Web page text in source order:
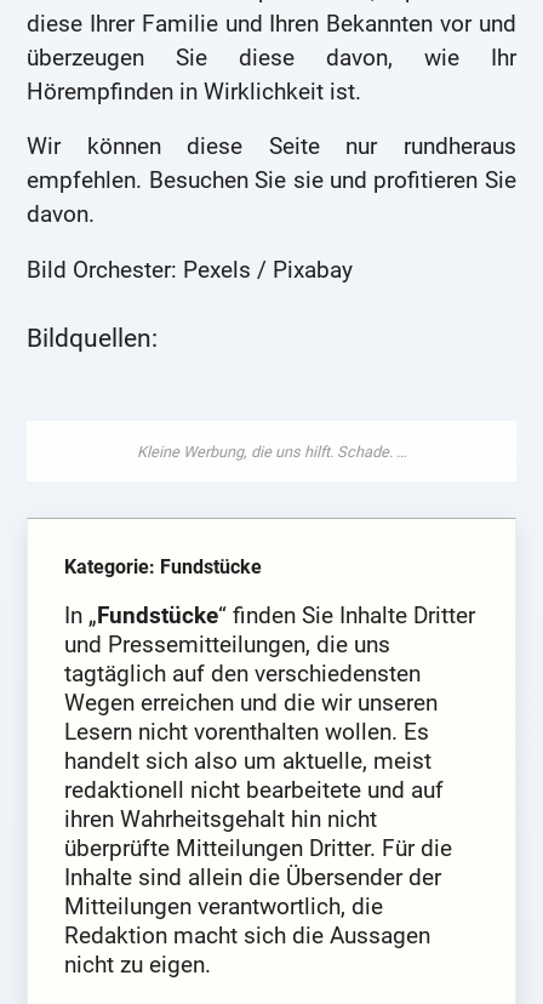
diese Ihrer Familie und Ihren Bekannten vor und
überzeugen Sie diese davon, wie Ihr
Hörempfinden in Wirklichkeit ist.
Wir können diese Seite nur rundheraus
empfehlen. Besuchen Sie sie und profitieren Sie
davon.
Bild Orchester: Pexels / Pixabay
Bildquellen:
Kategorie: Fundstücke
In „Fundstücke“ finden Sie Inhalte Dritter
und Pressemitteilungen, die uns
tagtäglich auf den verschiedensten
Wegen erreichen und die wir unseren
Lesern nicht vorenthalten wollen. Es
handelt sich also um aktuelle, meist
redaktionell nicht bearbeitete und auf
ihren Wahrheitsgehalt hin nicht
überprüfte Mitteilungen Dritter. Für die
Inhalte sind allein die Übersender der
Mitteilungen verantwortlich, die
Redaktion macht sich die Aussagen
nicht zu eigen.